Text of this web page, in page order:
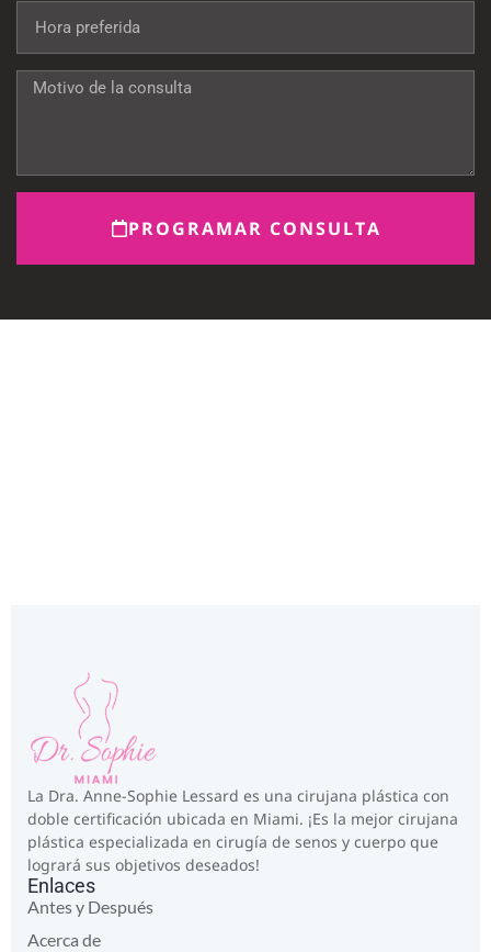
PROGRAMAR CONSULTA
La Dra. Anne-Sophie Lessard es una cirujana plástica con
doble certificación ubicada en Miami. ¡Es la mejor cirujana
plástica especializada en cirugía de senos y cuerpo que
logrará sus objetivos deseados!
Enlaces
Antes y Después
Acerca de